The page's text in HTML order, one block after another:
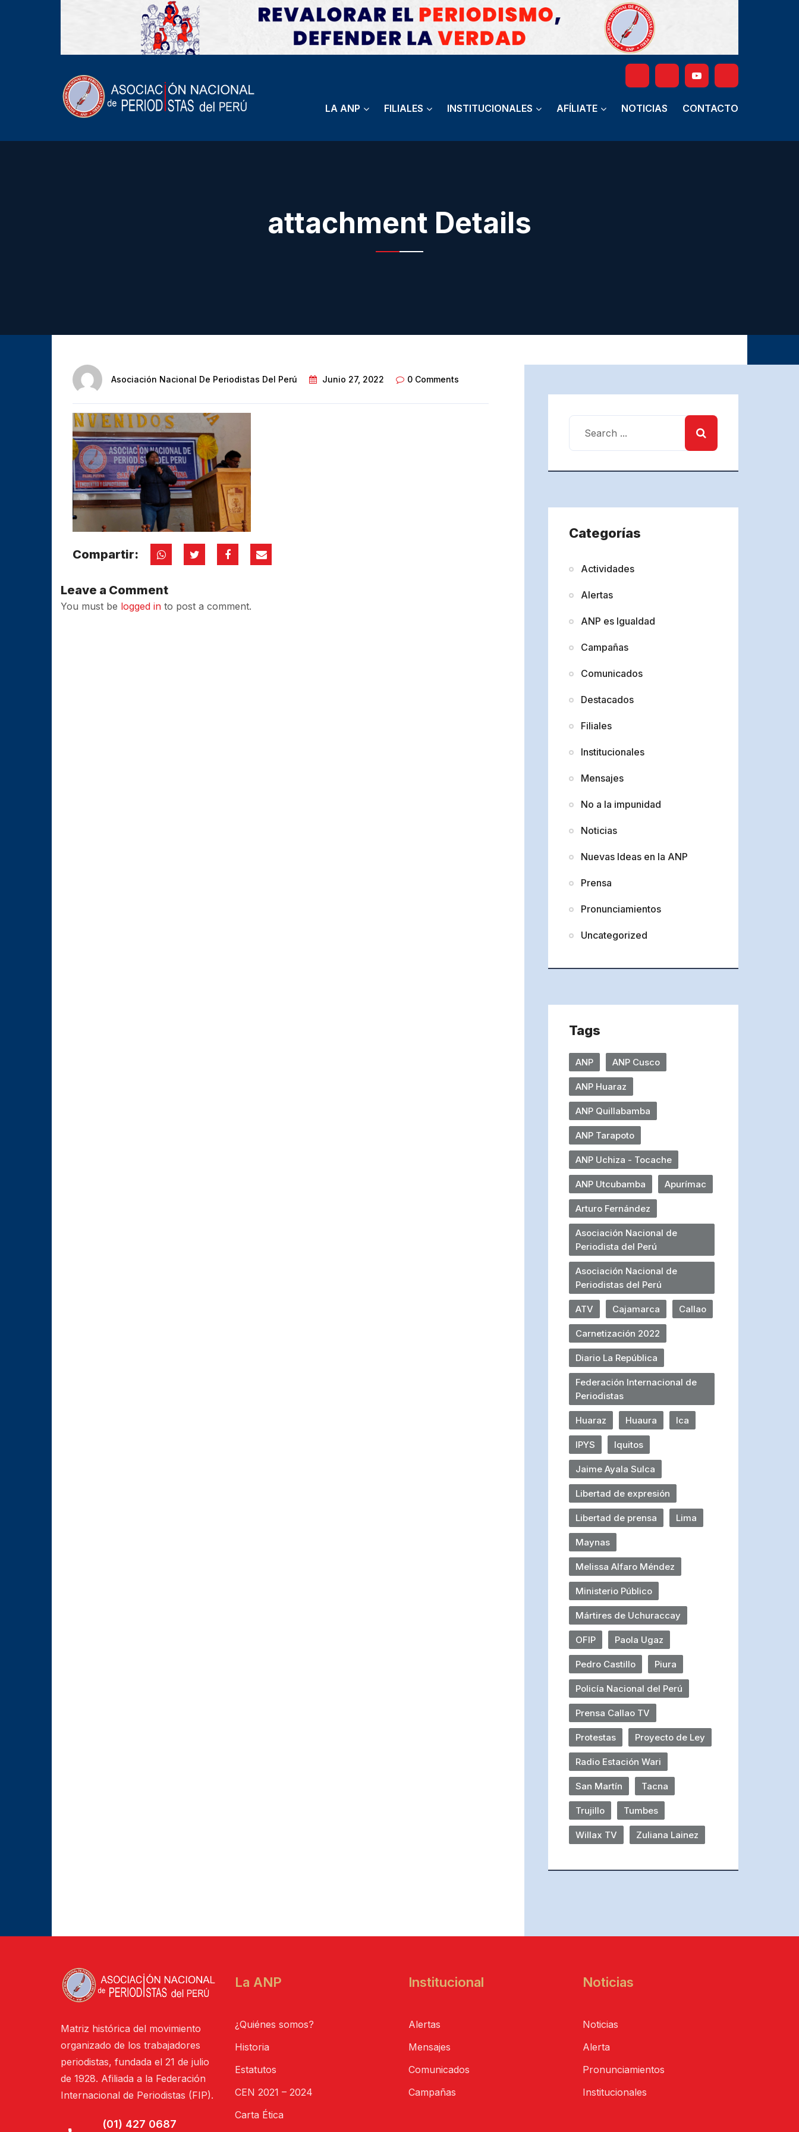
LA ANP FILIALES INSTITUCIONALES AFÍLIATE NOTICIAS CONTACTO
attachment Details
Asociación Nacional De Periodistas Del Perú Junio 27, 2022 0 Comments
Compartir:
Leave a Comment
You must be logged in to post a comment.
Categorías
Actividades
Alertas
ANP es Igualdad
Campañas
Comunicados
Destacados
Filiales
Institucionales
Mensajes
No a la impunidad
Noticias
Nuevas Ideas en la ANP
Prensa
Pronunciamientos
Uncategorized
Tags
ANP ANP Cusco
ANP Huaraz
ANP Quillabamba
ANP Tarapoto
ANP Uchiza - Tocache
ANP Utcubamba Apurímac
Arturo Fernández
Asociación Nacional de
Periodista del Perú
Asociación Nacional de
Periodistas del Perú
ATV Cajamarca Callao
Carnetización 2022
Diario La República
Federación Internacional de
Periodistas
Huaraz Huaura Ica
IPYS Iquitos
Jaime Ayala Sulca
Libertad de expresión
Libertad de prensa Lima
Maynas
Melissa Alfaro Méndez
Ministerio Público
Mártires de Uchuraccay
OFIP Paola Ugaz
Pedro Castillo Piura
Policía Nacional del Perú
Prensa Callao TV
Protestas Proyecto de Ley
Radio Estación Wari
San Martín Tacna
Trujillo Tumbes
Willax TV Zuliana Lainez
Matriz histórica del movimiento
organizado de los trabajadores
periodistas, fundada el 21 de julio
de 1928. Afiliada a la Federación
Internacional de Periodistas (FIP).
(01) 427 0687
La ANP
¿Quiénes somos?
Historia
Estatutos
CEN 2021 – 2024
Carta Ética
Institucional
Alertas
Mensajes
Comunicados
Campañas
Noticias
Noticias
Alerta
Pronunciamientos
Institucionales